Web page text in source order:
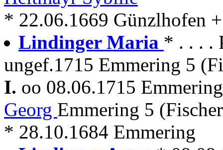
* 22.06.1669 Günzlhofen
Lindinger Maria * . . . .
ungef.1715 Emmering 5
I. oo 08.06.1715
Georg Emmering 5
* 28.10.1684 Emmering